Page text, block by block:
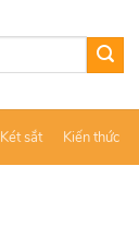
Két sắt Kiến thức